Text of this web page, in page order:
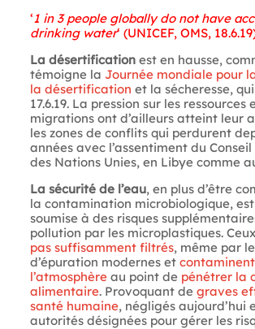
‘1 in 3 people globally do not have
drinking water‘ (UNICEF, OMS, 18.6.19
La désertificationest en hausse,
témoigne la Journée mondiale pour
la désertification et la sécheresse,
17.6.19. La pression sur les ressources
migrations ont d’ailleurs atteint leur
les zones de conflits qui perdurent
années avec l’assentiment du
des Nations Unies, en Libye comme
La sécurité de l’eau, en plus d’être
la contamination microbiologique,
soumise à des risques
pollution par les microplastiques.
pas suffisamment filtrés, même par
d’épuration modernes et
l’atmosphèreau point de pénétrer la
alimentaire. Provoquant de graves
santé humaine, négligés aujourd’hui
autorités désignées pour gérer les